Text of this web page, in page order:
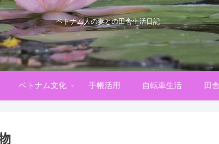
ベトナム人の妻との田舎生活日記
ベトナム文化 手帳活用 自転車生活 田